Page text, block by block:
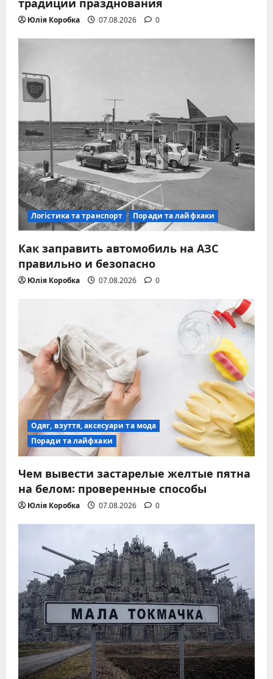
Юлія Коробка 07.08.2026 0
Логістика та транспорт Поради та лайфхаки
Как заправить автомобиль на АЗС
правильно и безопасно
Юлія Коробка 07.08.2026 0
Одяг, взуття, аксесуари та мода
Поради та лайфхаки
Чем вывести застарелые желтые пятна
на белом: проверенные способы
Юлія Коробка 07.08.2026 0